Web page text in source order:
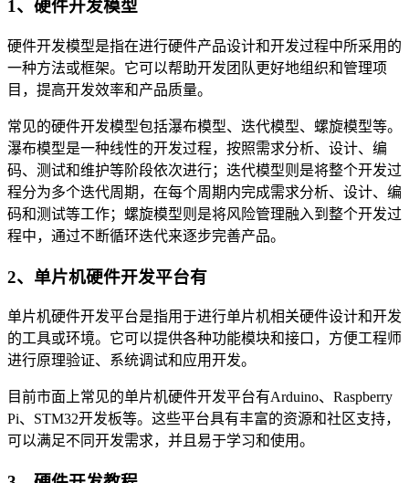
1、硬件开发模型
硬件开发模型是指在进行硬件产品设计和开发过程中所采用的
一种方法或框架。它可以帮助开发团队更好地组织和管理项
目，提高开发效率和产品质量。
常见的硬件开发模型包括瀑布模型、迭代模型、螺旋模型等。
瀑布模型是一种线性的开发过程，按照需求分析、设计、编
码、测试和维护等阶段依次进行；迭代模型则是将整个开发过
程分为多个迭代周期，在每个周期内完成需求分析、设计、编
码和测试等工作；螺旋模型则是将风险管理融入到整个开发过
程中，通过不断循环迭代来逐步完善产品。
2、单片机硬件开发平台有
单片机硬件开发平台是指用于进行单片机相关硬件设计和开发
的工具或环境。它可以提供各种功能模块和接口，方便工程师
进行原理验证、系统调试和应用开发。
目前市面上常见的单片机硬件开发平台有Arduino、Raspberry
Pi、STM32开发板等。这些平台具有丰富的资源和社区支持，
可以满足不同开发需求，并且易于学习和使用。